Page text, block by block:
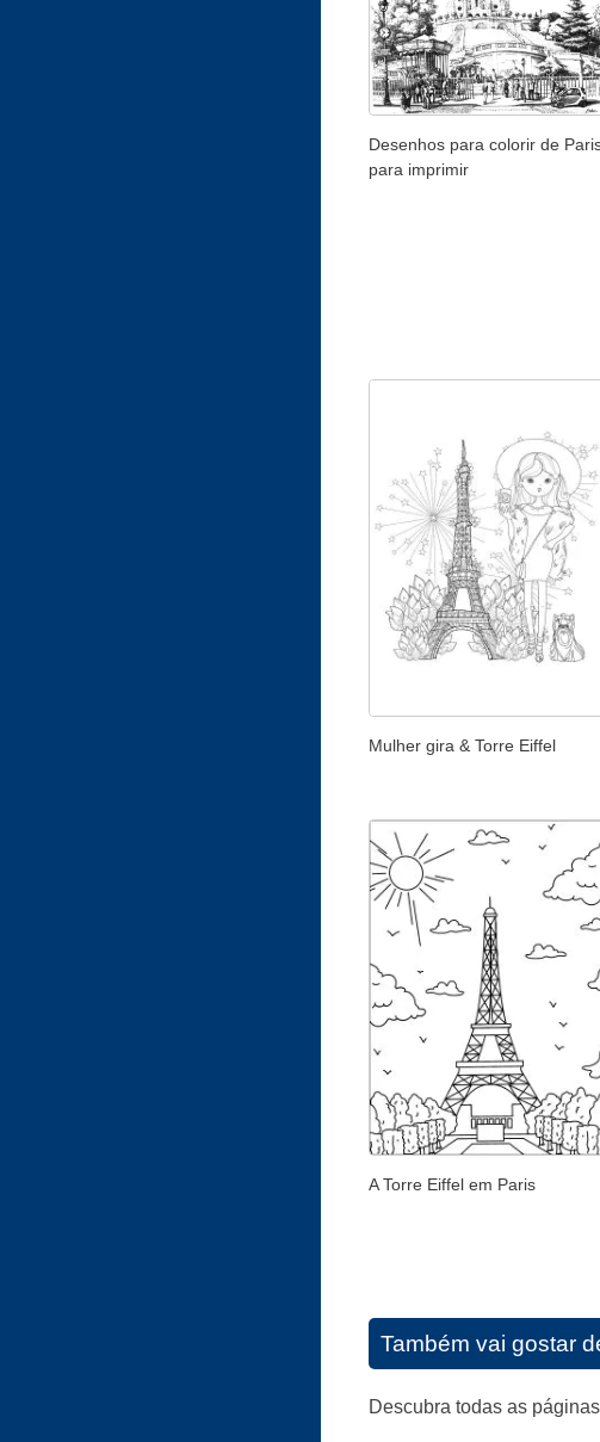
Desenhos para colorir de
para imprimir
Mulher gira & Torre Eiffel
A Torre Eiffel em Paris
Também vai gostar
Descubra todas as